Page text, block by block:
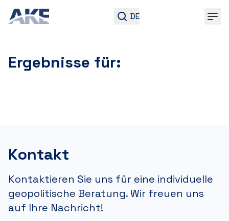
DE
Ergebnisse für:
Kontakt
Kontaktieren Sie uns für eine individuelle
geopolitische Beratung. Wir freuen uns
auf Ihre Nachricht!